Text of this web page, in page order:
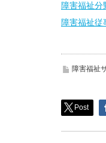
障害福祉分
障害福祉従
障害福祉
Post